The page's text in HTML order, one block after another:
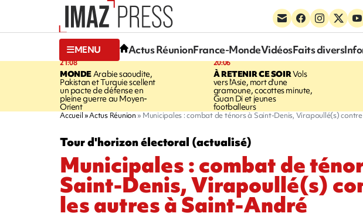
MENU Actus RéunionFrance-MondeVidéosFaits divers
21:08
MONDE Arabie saoudite,
Pakistan et Turquie scellent
un pacte de défense en
pleine guerre au Moyen-
Orient
20:06
À RETENIR CE SOIRVols
vers l'Asie, mort d'une
gramoune, cocottes minute,
Guan Di et jeunes
footballeurs
Accueil Actus Réunion Municipales : combat de ténors à Saint-Denis, Virapoullé(s)
Tour d'horizon électoral (actualisé)
Municipales : combat de
Saint-Denis, Virapoullé(s)
les autres à Saint-André